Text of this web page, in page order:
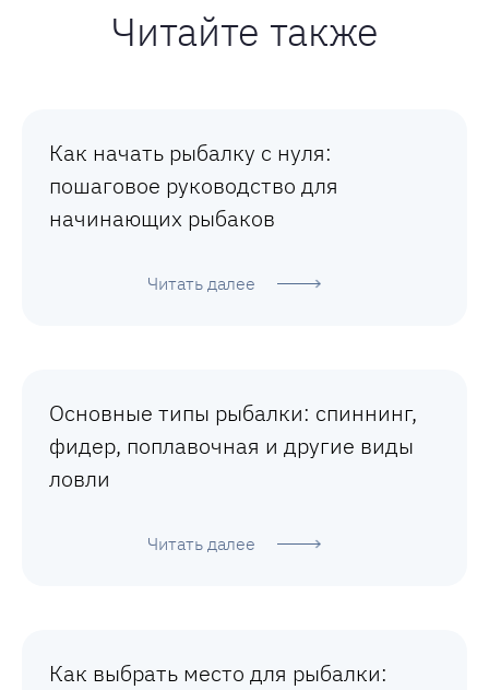
Читайте также
Как начать рыбалку с нуля:
пошаговое руководство для
начинающих рыбаков
Читать далее
Основные типы рыбалки: спиннинг,
фидер, поплавочная и другие виды
ловли
Читать далее
Как выбрать место для рыбалки: